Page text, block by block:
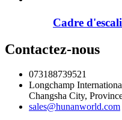
Cadre
Contactez-nous
073188739521
Longchamp
Changsha City,
sales@hunanworld.com